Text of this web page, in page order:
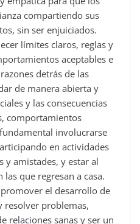
compartiendo sus
sin ser enjuiciados.
límites claros, reglas y
aceptables e
detrás de las
de manera abierta y
y las consecuencias
comportamientos
involucrarse
en actividades
y amistades, y estar al
que regresan a casa.
el desarrollo de
resolver problemas,
relaciones sanas y ser un